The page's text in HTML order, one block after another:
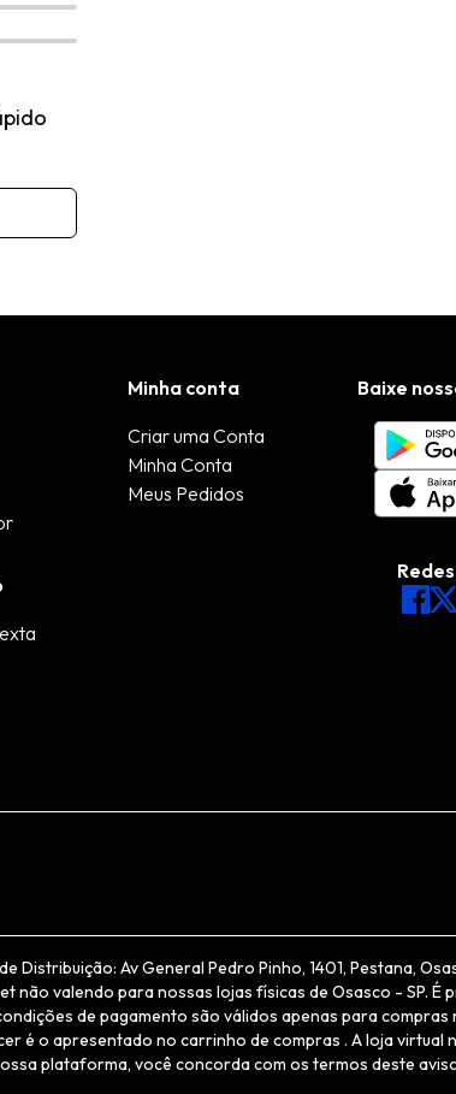
Minha conta
Criar uma Conta
Minha Conta
Meus Pedidos
Baixe
Distribuição: Av General Pedro Pinho, 1401, Pestana,
valendo para nossas lojas físicas de Osasco - SP.
de pagamento são válidos apenas para
é o apresentado no carrinho de compras . A loja
plataforma, você concorda com os termos deste